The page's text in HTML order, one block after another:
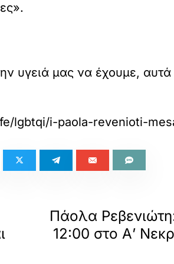
υγειά μας να έχουμε, αυτά
lgbtqi/i-paola-revenioti-
Πάολα
12:00 στο Α’